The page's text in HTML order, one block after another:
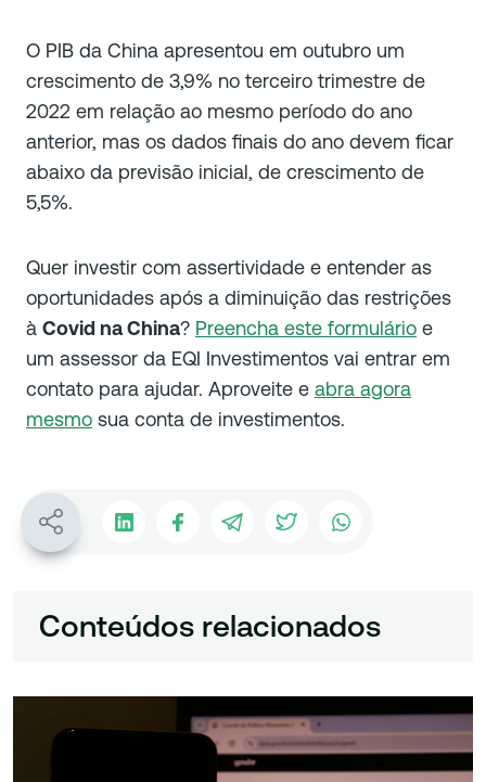
O PIB da China apresentou em outubro um
crescimento de 3,9% no terceiro trimestre de
2022 em relação ao mesmo período do ano
anterior, mas os dados finais do ano devem ficar
abaixo da previsão inicial, de crescimento de
5,5%.
Quer investir com assertividade e entender as
oportunidades após a diminuição das restrições
à Covid na China? Preencha este formulário e
um assessor da EQI Investimentos vai entrar em
contato para ajudar. Aproveite e abra agora
mesmo sua conta de investimentos.
Conteúdos relacionados